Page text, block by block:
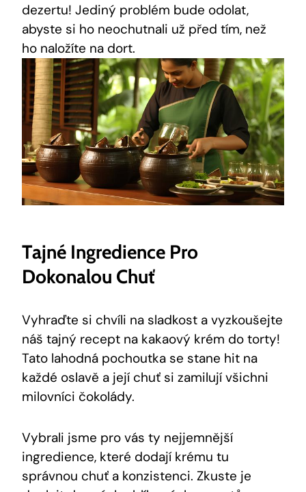
dezertu! Jediný problém ‍bude odolat,
abyste si ho neochutnali už ⁣před tím, než
ho naložíte⁢ na dort.
Tajné Ingredience⁤ Pro
Dokonalou Chuť
Vyhraďte​ si chvíli na sladkost a vyzkoušejte
náš tajný​ recept na kakaový krém do​ torty!
Tato⁤ lahodná pochoutka se stane ​hit⁤ na⁤
každé oslavě a ⁤její chuť si zamilují všichni
milovníci čokolády.
Vybrali jsme pro vás ty nejjemnější
ingredience,‍ které dodají ⁤krému tu​
správnou ⁣chuť a konzistenci. Zkuste je